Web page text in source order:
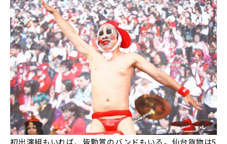
初出演組もいれば、皆勤賞のバンドもいる。仙台貨物は5